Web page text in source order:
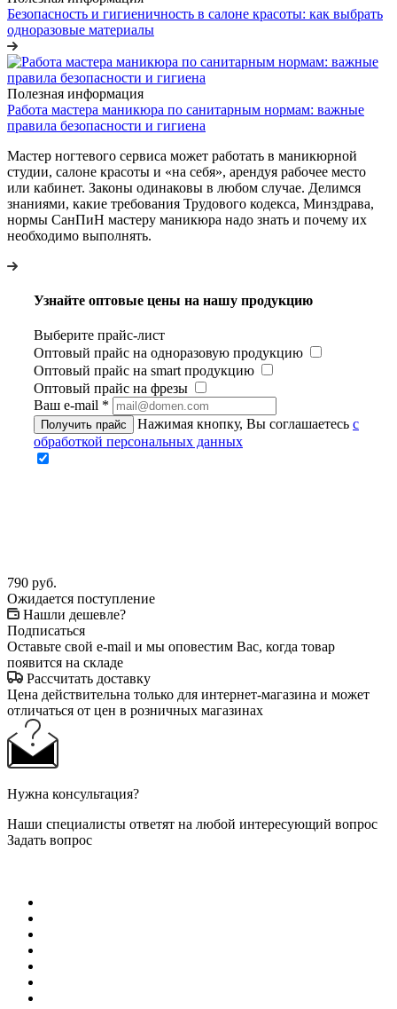
Безопасность и гигиеничность в салоне красоты: как выбрать
одноразовые материалы
Полезная информация
Работа мастера маникюра по санитарным нормам: важные
правила безопасности и гигиена
Мастер ногтевого сервиса может работать в маникюрной
студии, салоне красоты и «на себя», арендуя рабочее место
или кабинет. Законы одинаковы в любом случае. Делимся
знаниями, какие требования Трудового кодекса, Минздрава,
нормы СанПиН мастеру маникюра надо знать и почему их
необходимо выполнять.
Узнайте оптовые цены на нашу продукцию
Выберите прайс-лист
Оптовый прайс на одноразовую продукцию
Оптовый прайс на smart продукцию
Оптовый прайс на фрезы
Ваш e-mail *
Получить прайс Нажимая кнопку, Вы соглашаетесь с
обработкой персональных данных
790 руб.
Ожидается поступление
Нашли дешевле?
Подписаться
Оставьте свой e-mail и мы оповестим Вас, когда товар
появится на складе
Рассчитать доставку
Цена действительна только для интернет-магазина и может
отличаться от цен в розничных магазинах
Нужна консультация?
Наши специалисты ответят на любой интересующий вопрос
Задать вопрос